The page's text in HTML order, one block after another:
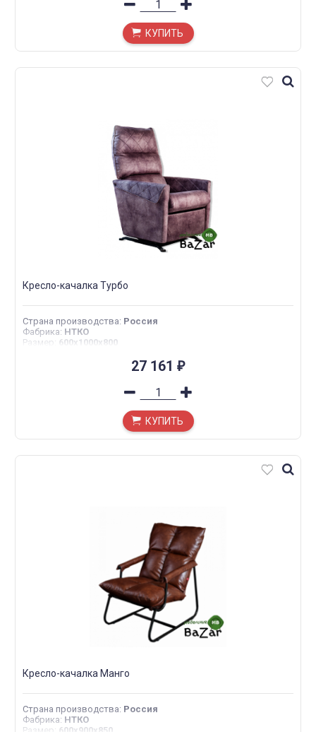
КУПИТЬ
Кресло-качалка Турбо
Страна производства: Россия
Фабрика: НТКО
Размер : 600x1000x800
27 161 ₽
КУПИТЬ
Кресло-качалка Манго
Страна производства: Россия
Фабрика: НТКО